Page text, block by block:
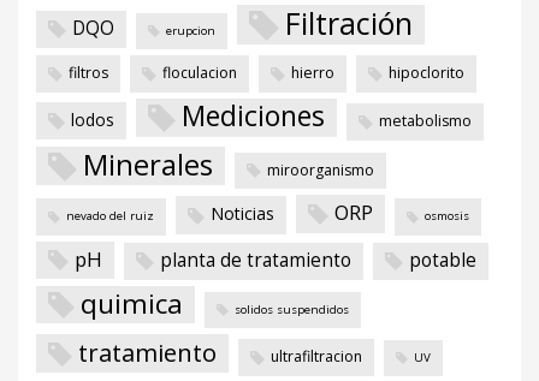
DQO erupcion Filtración
filtros floculacion hierro hipoclorito
lodos Mediciones metabolismo
Minerales miroorganismo
nevado del ruiz Noticias ORP osmosis
pH planta de tratamiento potable
quimica solidos suspendidos
tratamiento ultrafiltracion UV